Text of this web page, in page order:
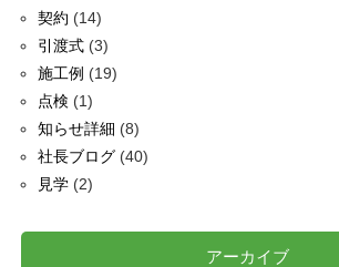
契約 (14)
引渡式(3)
施工例 (19)
点検 (1)
知らせ詳細 (8)
社長ブログ(40)
見学(2)
アーカイブ